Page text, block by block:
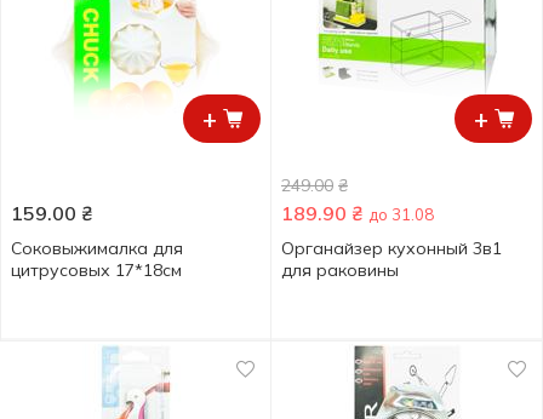
+
159.00 ₴
Соковыжималка для
цитрусовых 17*18см
+
249.00 ₴
189.90 ₴ до 31.08
Органайзер кухонный 3в1
для раковины